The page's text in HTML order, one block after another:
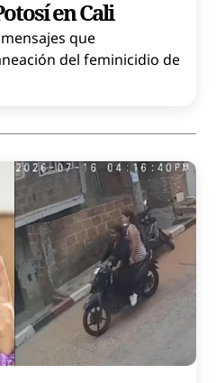
en Cali
que
del feminicidio de